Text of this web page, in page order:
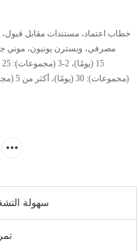
خطاب اعتماد، مستندات مقابل قبول،
مصرفي، ويسترن يونيون،
سهولة